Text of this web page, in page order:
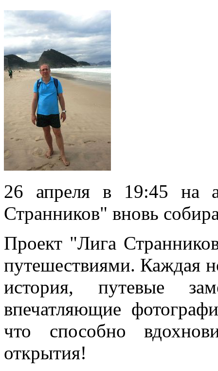
26 апреля в 19:45 на
Странников" вновь
Проект "Лига
путешествиями. Каждая
история, путевые
впечатляющие
что способно
открытия!